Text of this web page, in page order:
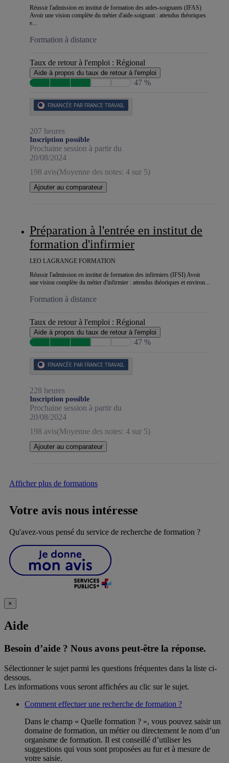
Réussir l'admission en institut de formation des aides-soignants (IFAS)
Avoir une vision complète du métier d'aide-soignant : attendus théoriques
e...
Formation à distance
Taux de retour à l'emploi : Régional
Aide à propos du taux de retour à l'emploi
47 %
FINANCÉE PAR FRANCE TRAVAIL
207 heures
Inscription possible
Prochaine session à partir du
20/08/2024
198 avis(Moyenne des notes: 4 sur 5)
Ajouter au comparateur
Préparation à l'entrée en institut de
formation d'infirmier
LEO LAGRANGE FORMATION
Réussir l'admission en institut de formation des infirmiers (IFSI) Avoir
une vision complète du métier d'infirmier : attendus théoriques et environ...
Formation à distance
Taux de retour à l'emploi : Régional
Aide à propos du taux de retour à l'emploi
47 %
FINANCÉE PAR FRANCE TRAVAIL
228 heures
Inscription possible
Prochaine session à partir du
20/08/2024
198 avis(Moyenne des notes: 4 sur 5)
Ajouter au comparateur
Afficher plus de formations
Votre avis nous intéresse
Qu'avez-vous pensé du service de recherche de formation ?
×
Aide
Besoin d’aide ? Nous avons peut-être la réponse.
Sélectionner le sujet parmi les questions fréquentes dans la liste ci-
dessous.
Les informations vous seront affichées au clic sur le sujet.
Comment effectuer une recherche de formation ?
Dans le champ « Quelle formation ? », vous pouvez saisir un
domaine de formation, un métier ou directement le nom d’un
organisme de formation. Il est conseillé d’utiliser les
suggestions qui vous sont proposées au fur et à mesure de
votre saisie.